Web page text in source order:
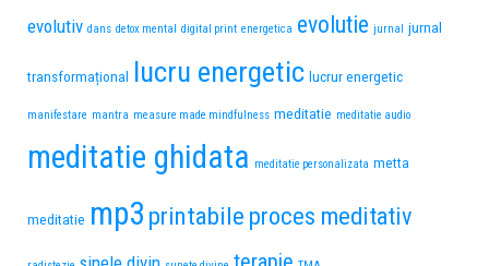
evolutiv dans detox mental digital print energetica evolutie jurnal jurnal
transformațional lucru energetic lucrur energetic
manifestare mantra measure made mindfulness meditatie meditatie audio
meditatie ghidata meditatie personalizata metta
meditatie mp3 printabile proces meditativ